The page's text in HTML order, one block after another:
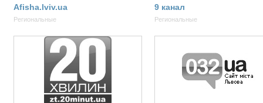
Afisha.lviv.ua
Региональные
9 канал
Региональные